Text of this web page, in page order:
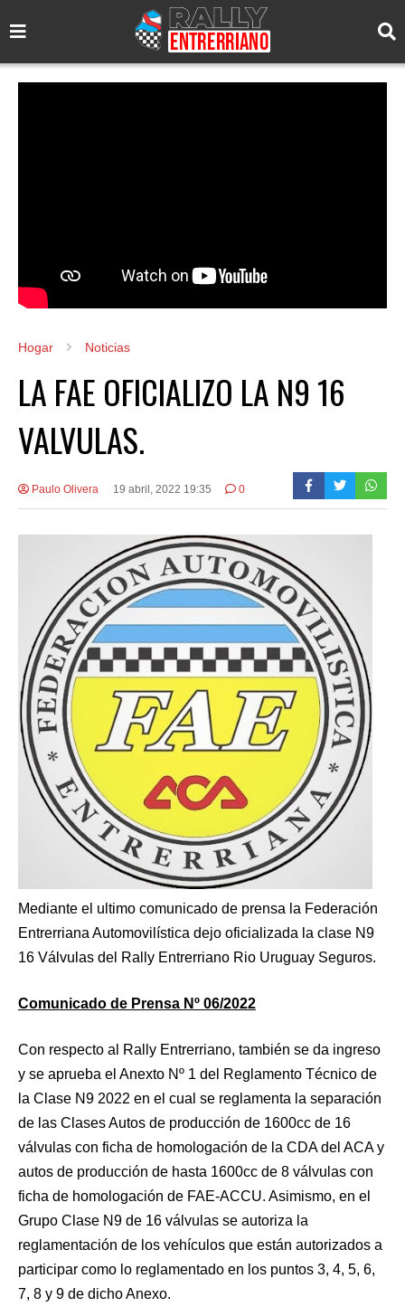
Hogar Noticias
LA FAE OFICIALIZO LA N9 16
VALVULAS.
Paulo Olivera 19 abril, 2022 19:35 0
Mediante el ultimo comunicado de prensa la Federación
Entrerriana Automovilística dejo oficializada la clase N9
16 Válvulas del Rally Entrerriano Rio Uruguay Seguros.
Comunicado de Prensa Nº 06/2022
Con respecto al Rally Entrerriano, también se da ingreso
y se aprueba el Anexto Nº 1 del Reglamento Técnico de
la Clase N9 2022 en el cual se reglamenta la separación
de las Clases Autos de producción de 1600cc de 16
válvulas con ficha de homologación de la CDA del ACA y
autos de producción de hasta 1600cc de 8 válvulas con
ficha de homologación de FAE-ACCU. Asimismo, en el
Grupo Clase N9 de 16 válvulas se autoriza la
reglamentación de los vehículos que están autorizados a
participar como lo reglamentado en los puntos 3, 4, 5, 6,
7, 8 y 9 de dicho Anexo.